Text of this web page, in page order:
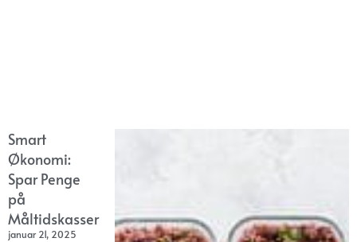
Smart
Økonomi:
Spar Penge
på
Måltidskasser
januar 21, 2025